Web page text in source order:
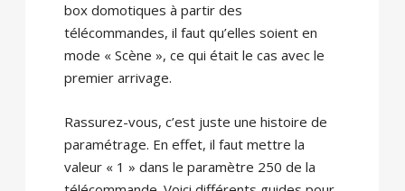
box domotiques à partir des
télécommandes, il faut qu’elles soient en
mode « Scène », ce qui était le cas avec le
premier arrivage.
Rassurez-vous, c’est juste une histoire de
paramétrage. En effet, il faut mettre la
valeur « 1 » dans le paramètre 250 de la